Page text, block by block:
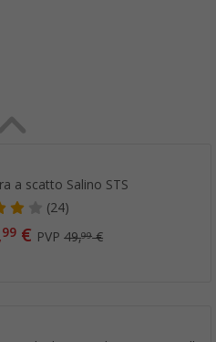
a scatto Salino STS
(24)
99 € PVP49,99€